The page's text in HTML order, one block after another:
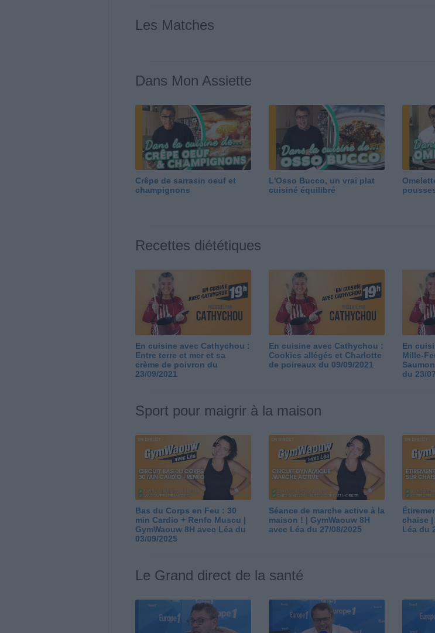
Les Matches
Dans Mon Assiette
Crêpe de sarrasin oeuf et
champignons
L'Osso Bucco, un vrai plat
cuisiné équilibré
Recettes diététiques
En cuisine avec Cathychou :
Entre terre et mer et sa
crème de poivron du
23/09/2021
En cuisine avec Cathychou :
Cookies allégés et Charlotte
de poireaux du 09/09/2021
En
Mille-
du 23/
Sport pour maigrir à la maison
Bas du Corps en Feu : 30
min Cardio + Renfo Muscu |
GymWaouw 8H avec Léa du
03/09/2025
Séance de marche active à la
maison ! | GymWaouw 8H
avec Léa du 27/08/2025
chaise |
Léa du
Le Grand direct de la santé